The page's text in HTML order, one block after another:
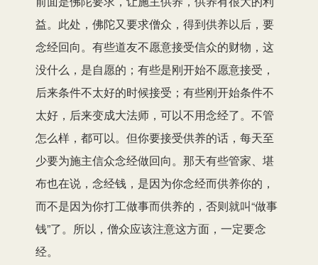
益。此处，佛陀又要求僧众，得到供养以后，要
念经回向。有些道友不愿意接受信众的财物，这
没什么，是自愿的；有些是刚开始不愿意接受，
后来条件不太好的时候接受；有些刚开始条件不
太好，后来变成大法师，可以不用念经了。不管
怎么样，都可以。但你要接受供养的话，每天至
少要为施主信众念经做回向。那天有些管家、堪
布也在说，念经钱，是因为你念经而供养你的，
而不是因为你打工做事而供养的，否则就叫“做事
钱”了。所以，僧众应该注意这方面，一定要念
经。